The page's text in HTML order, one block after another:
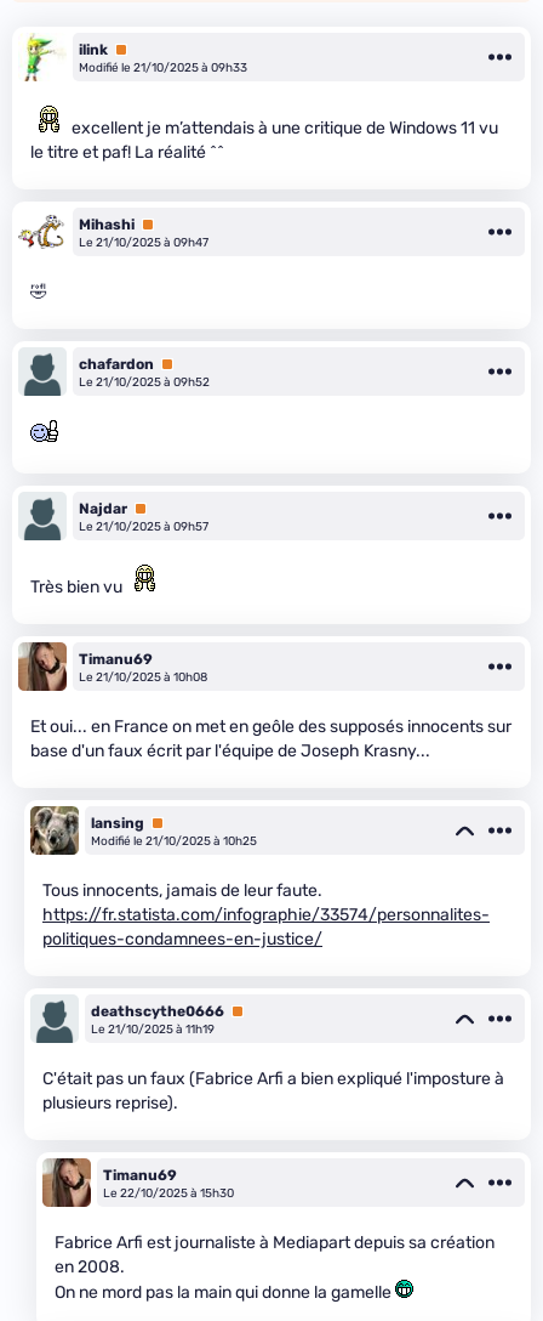
ilink Premium
Modifié le 21/10/2025 à 09h33
excellent je m’attendais à une critique de Windows 11 vu
le titre et paf! La réalité ^^
Mihashi Premium
Le 21/10/2025 à 09h47
🤣
chafardon
Premium
Le 21/10/2025 à 09h52
Najdar Premium
Le 21/10/2025 à 09h57
Très bien vu
Timanu69
Le 21/10/2025 à 10h08
Et oui... en France on met en geôle des supposés innocents sur
base d'un faux écrit par l'équipe de Joseph Krasny...
lansing
Premium
Modifié le 21/10/2025 à 10h25
Tous innocents, jamais de leur faute.
https://fr.statista.com/infographie/33574/personnalites-
politiques-condamnees-en-justice/
deathscythe0666 Premium
Le 21/10/2025 à 11h19
C'était pas un faux (Fabrice Arfi a bien expliqué l'imposture à
plusieurs reprise).
Timanu69
Le 22/10/2025 à 15h30
Fabrice Arfi est journaliste à Mediapart depuis sa création
en 2008.
On ne mord pas la main qui donne la gamelle